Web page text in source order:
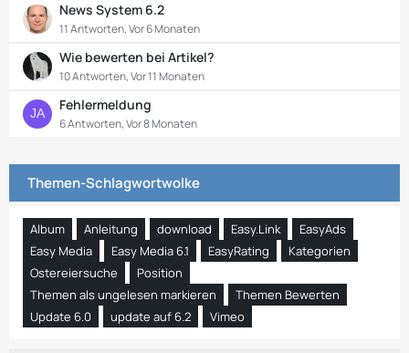
News System 6.2
11 Antworten, Vor 6 Monaten
Wie bewerten bei Artikel?
10 Antworten, Vor 11 Monaten
Fehlermeldung
6 Antworten, Vor 8 Monaten
Themen-Schlagwortwolke
Album Anleitung download Easy.Link
EasyAds
Easy Media
Easy Media 6.1 EasyRating
Kategorien
Ostereiersuche
Position
Themen als ungelesen markieren
Themen Bewerten
Update 6.0
update auf 6.2 Vimeo